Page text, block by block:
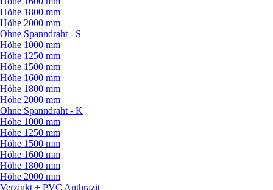
Höhe 1800 mm
Höhe 2000 mm
Ohne Spanndraht - S
Höhe 1000 mm
Höhe 1250 mm
Höhe 1500 mm
Höhe 1600 mm
Höhe 1800 mm
Höhe 2000 mm
Ohne Spanndraht - K
Höhe 1000 mm
Höhe 1250 mm
Höhe 1500 mm
Höhe 1600 mm
Höhe 1800 mm
Höhe 2000 mm
Verzinkt + PVC Anthrazit